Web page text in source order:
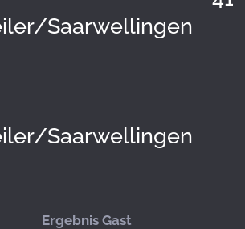
Saarwellingen
Saarwellingen
Ergebnis Gast